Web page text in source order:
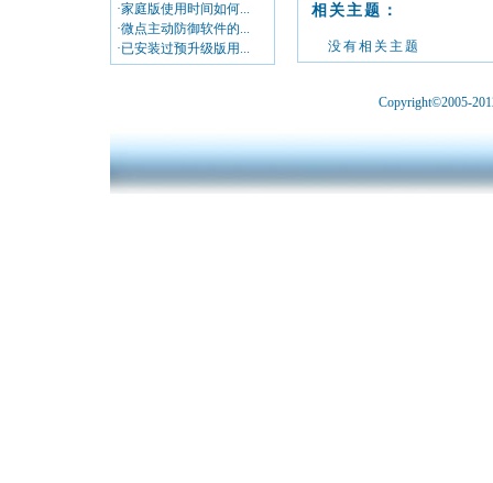
·家庭版使用时间如何...
·微点主动防御软件的...
·已安装过预升级版用...
相关主题：
没有相关主题
Copyright©2005-